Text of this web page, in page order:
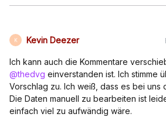
K Kevin Deezer
Ich kann auch die Kommentare
@thedvg einverstanden ist. Ich stimme
Vorschlag zu. Ich weiß, dass es bei uns
Die Daten manuell zu bearbeiten ist
einfach viel zu aufwändig wäre.